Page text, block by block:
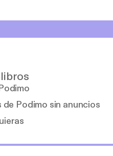
Podimo sin anuncios